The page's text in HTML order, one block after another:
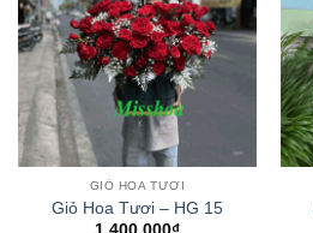
GIỎ HOA TƯƠI
Giỏ Hoa Tươi – HG 15